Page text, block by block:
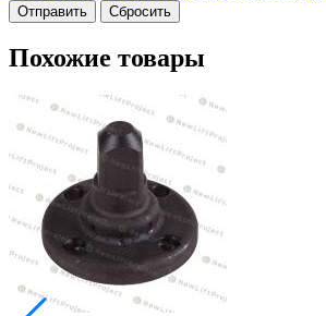
Сбросить
Похожие товары